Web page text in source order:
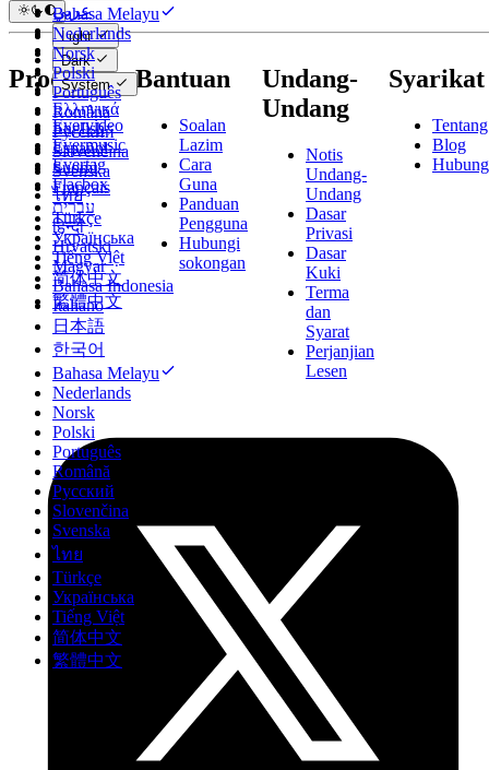
Bahasa Melayu
Nederlands
Norsk
Polski
Português
Română
Русский
Slovenčina
Svenska
ไทย
Türkçe
Українська
Tiếng Việt
简体中文
繁體中文
عربي
Català
Čeština
Dansk
Deutsch
Ελληνικά
English
Español
Suomi
Français
עברית
हिन्दी
Hrvatski
Magyar
Bahasa Indonesia
Italiano
日本語
한국어
Bahasa Melayu
Nederlands
Norsk
Polski
Português
Română
Русский
Slovenčina
Svenska
ไทย
Türkçe
Українська
Tiếng Việt
简体中文
繁體中文
Light
Dark
System
Produk
Evervideo
Evermusic
Evertag
Flacbox
Bantuan
Soalan
Lazim
Cara
Guna
Panduan
Pengguna
Hubungi
sokongan
Undang-
Undang
Notis
Undang-
Undang
Dasar
Privasi
Dasar
Kuki
Terma
dan
Syarat
Perjanjian
Lesen
Syarikat
Tentang
Blog